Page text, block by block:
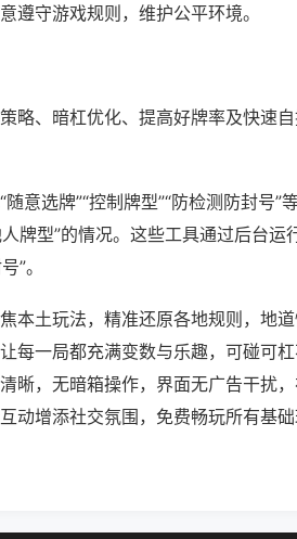
遵守游戏规则，维护公平环境。
、暗杠优化、提高好牌率及快速自
意选牌”“控制牌型”“防检测防封号”
牌型”的情况。这些工具通过后台运
”。
本土玩法，精准还原各地规则，地
每一局都充满变数与乐趣，可碰可
晰，无暗箱操作，界面无广告干扰
动增添社交氛围，免费畅玩所有基